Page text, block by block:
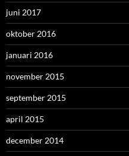
juni 2017
oktober 2016
januari 2016
november 2015
september 2015
april 2015
december 2014